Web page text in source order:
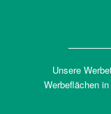
Unsere
Werbeflächen